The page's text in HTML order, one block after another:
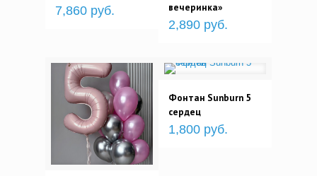
7,860 руб.
вечеринка»
2,890 руб.
Фонтан Sunburn 5
сердец
1,800 руб.